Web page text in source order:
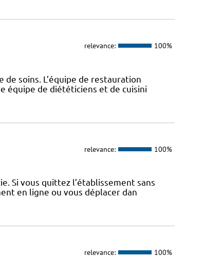
relevance: 100%
soins. L’équipe de restauration
équipe de diététiciens et de cuisini
relevance: 100%
Si vous quittez l’établissement sans
en ligne ou vous déplacer dan
relevance: 100%